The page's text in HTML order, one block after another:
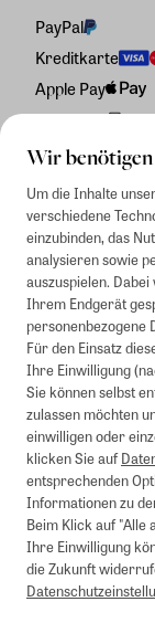
Wir
Um die Inhalte
verschiedene
einzubinden, das
analysieren sowie
auszuspielen.
Ihrem Endgerät
personenbezogene
Für den Einsatz
Ihre Einwilligung
Sie können selbst
zulassen möchten
einwilligen oder
klicken Sie auf
entsprechenden
Informationen zu
Beim Klick auf "Alle
Ihre Einwilligung
die Zukunft
PayPal
Kreditkarte
Apple Pay
Rechnung